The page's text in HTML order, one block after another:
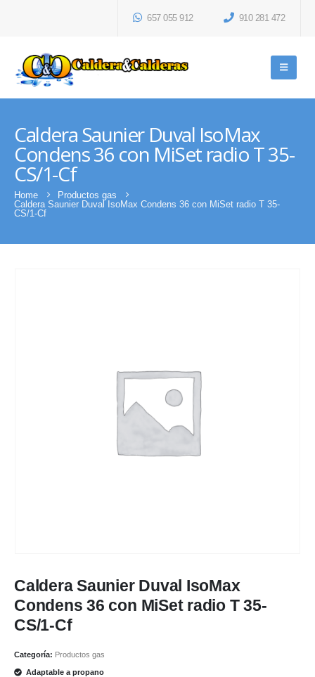
657 055 912 910 281 472
Caldera Saunier Duval IsoMax
Condens 36 con MiSet radio T 35-
CS/1-Cf
Home
Productos gas
Caldera Saunier Duval IsoMax Condens 36 con MiSet radio T 35-
CS/1-Cf
Caldera Saunier Duval IsoMax
Condens 36 con MiSet radio T 35-
CS/1-Cf
Categoría: Productos gas
Adaptable a propano